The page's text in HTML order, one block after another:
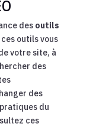
des outils
outils vous
votre site, à
des
des
du
ces